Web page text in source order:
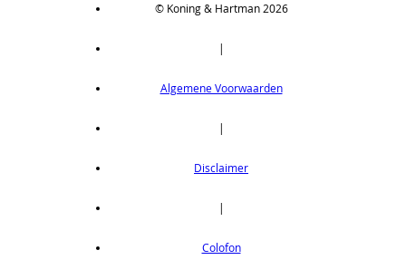
© Koning & Hartman 2026
|
Algemene Voorwaarden
|
Disclaimer
|
Colofon